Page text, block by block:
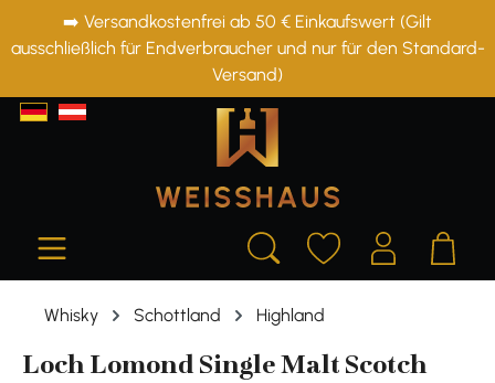
springen
➡️ Versandkostenfrei ab 50 € Einkaufswert (Gilt
ausschließlich für Endverbraucher und nur für den Standard-
Versand)
Whisky Schottland Highland
Loch Lomond Single Malt Scotch